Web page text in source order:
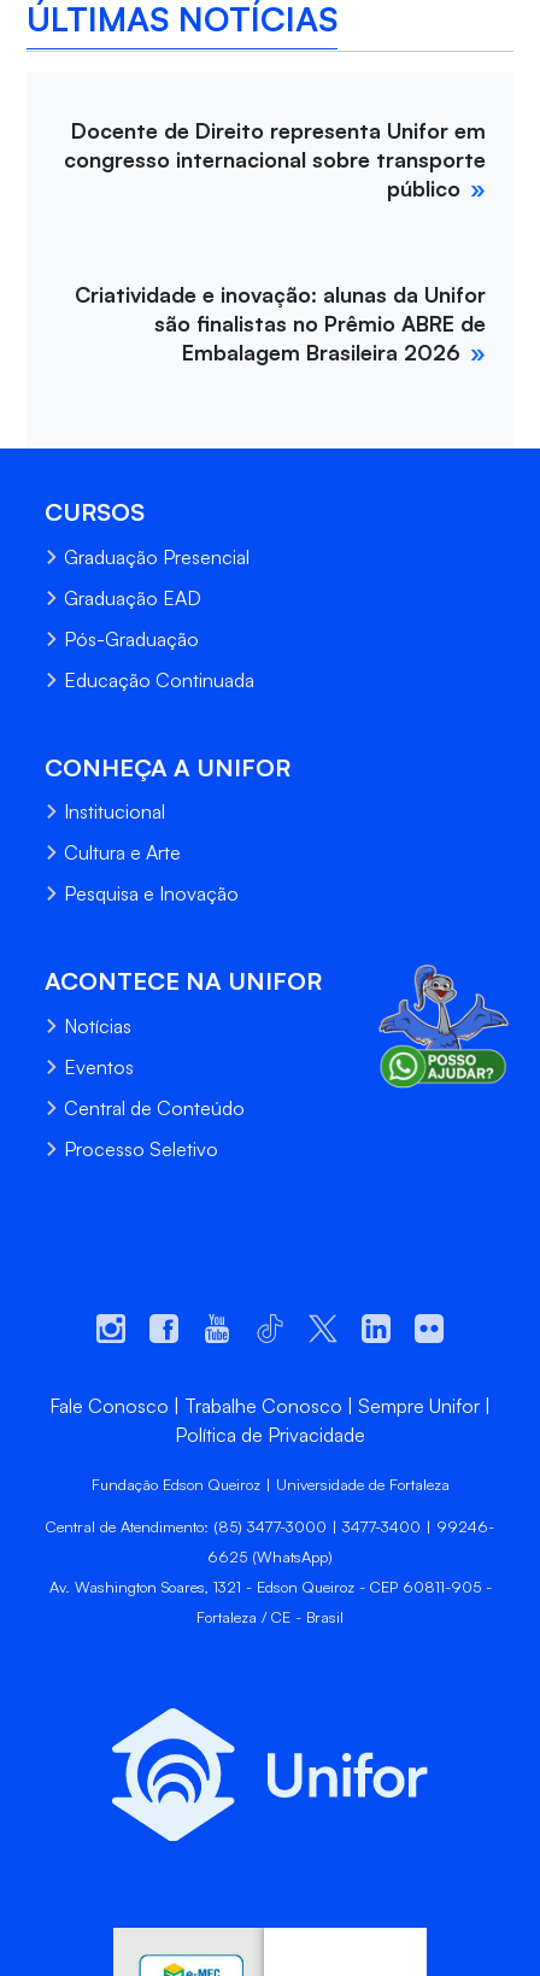
ÚLTIMAS NOTÍCIAS
Docente de Direito representa Unifor em
congresso internacional sobre transporte
público
Criatividade e inovação: alunas da Unifor
são finalistas no Prêmio ABRE de
Embalagem Brasileira 2026
CURSOS
Graduação Presencial
Graduação EAD
Pós-Graduação
Educação Continuada
CONHEÇA A UNIFOR
Institucional
Cultura e Arte
Pesquisa e Inovação
ACONTECE NA UNIFOR
Notícias
Eventos
Central de Conteúdo
Processo Seletivo
Fale Conosco Trabalhe Conosco
Sempre Unifor
Política de Privacidade
Fundação Edson Queiroz | Universidade de Fortaleza
Central de Atendimento: (85) 3477-3000 | 3477-3400 | 99246-
6625 (WhatsApp)
Av. Washington Soares, 1321 - Edson Queiroz - CEP 60811-905 -
Fortaleza / CE - Brasil